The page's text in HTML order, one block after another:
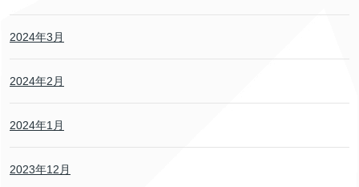
2024年3月
2024年2月
2024年1月
2023年12月